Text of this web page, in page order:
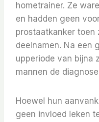
hometrainer. Ze
en hadden geen
prostaatkanker toen
deelnamen. Na een
upperiode van bijna
mannen de
Hoewel hun
geen invloed leken